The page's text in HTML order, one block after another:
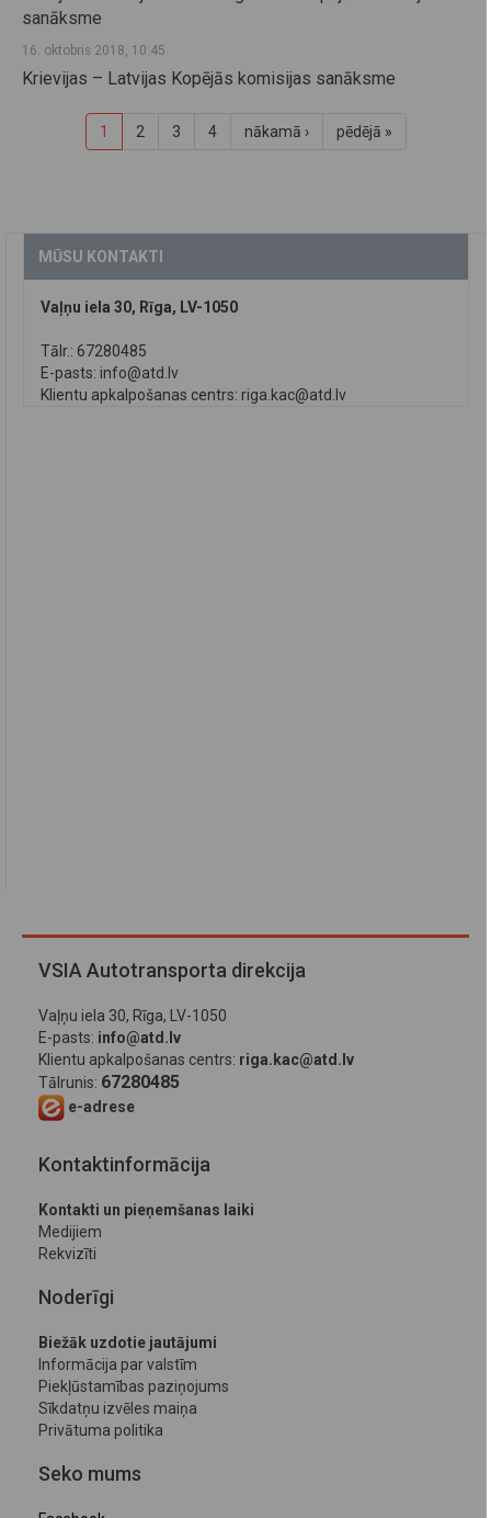
sanāksme
16. oktobris 2018, 10:45
Krievijas – Latvijas Kopējās komisijas sanāksme
1 2 3 4 nākamā › pēdējā »
MŪSU KONTAKTI
Vaļņu iela 30, Rīga, LV-1050
Tālr.: 67280485
E-pasts: info@atd.lv
Klientu apkalpošanas centrs: riga.kac@atd.lv
VSIA Autotransporta direkcija
Vaļņu iela 30, Rīga, LV-1050
E-pasts: info@atd.lv
Klientu apkalpošanas centrs: riga.kac@atd.lv
Tālrunis: 67280485
e-adrese
Kontaktinformācija
Kontakti un pieņemšanas laiki
Medijiem
Rekvizīti
Noderīgi
Biežāk uzdotie jautājumi
Informācija par valstīm
Piekļūstamības paziņojums
Sīkdatņu izvēles maiņa
Privātuma politika
Seko mums